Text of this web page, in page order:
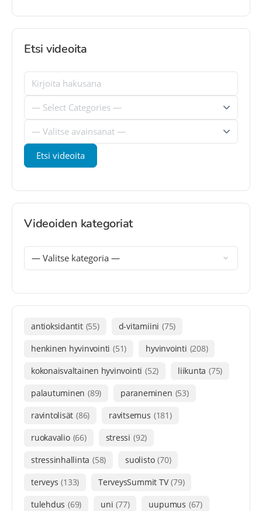
Etsi videoita
Videoiden kategoriat
antioksidantit (55) d-vitamiini (75)
henkinen hyvinvointi (51) hyvinvointi (208)
kokonaisvaltainen hyvinvointi (52) liikunta (75)
palautuminen (89) paraneminen (53)
ravintolisät (86) ravitsemus (181)
ruokavalio (66) stressi (92)
stressinhallinta (58) suolisto (70)
terveys (133) TerveysSummit TV (79)
tulehdus (69) uni (77) uupumus (67)